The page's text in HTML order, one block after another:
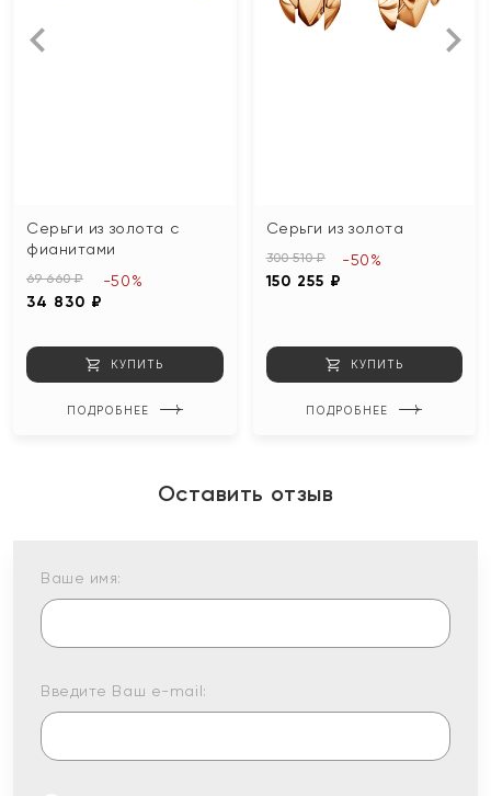
Серьги из золота с
фианитами
69 660 ₽
34 830 ₽
-50%
КУПИТЬ
ПОДРОБНЕЕ
Серьги из золота
300 510 ₽
150 255 ₽
-50%
КУПИТЬ
ПОДРОБНЕЕ
Оставить отзыв
Ваше имя:
Введите Ваш e-mail: